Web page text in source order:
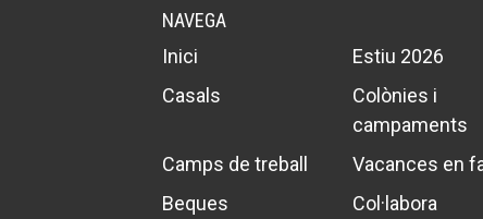
NAVEGA
Inici
Estiu 2026
Casals
Colònies i
campaments
Camps de treball
Vacances en
Beques
Col·labora